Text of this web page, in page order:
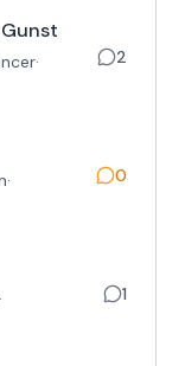
·
2
·
0
·
1